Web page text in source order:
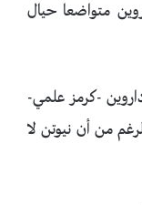
متواضعا حيال
داروين -كرمز علمي-
من أن نيوتن لا